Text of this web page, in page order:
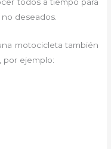
todos a tiempo para
deseados.
motocicleta también
por ejemplo: